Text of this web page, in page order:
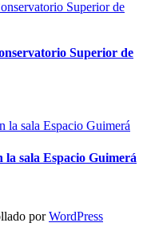
Superior de
la sala Espacio Guimerá
porWordPress